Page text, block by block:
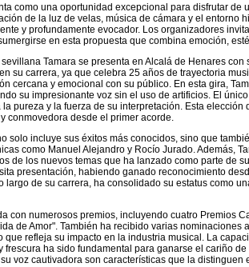
como una oportunidad excepcional para disfrutar de
de la luz de velas, música de cámara y el entorno
y profundamente evocador. Los organizadores
en esta propuesta que combina emoción,
Tamara se presenta en Alcalá de Henares
su carrera, ya que celebra 25 años de trayectoria
cercana y emocional con su público. En esta gira,
su impresionante voz sin el uso de artificios. El
pureza y la fuerza de su interpretación. Esta elección
conmovedora desde el primer acorde.
solo incluye sus éxitos más conocidos, sino que
como Manuel Alejandro y Rocío Jurado. Además,
de los nuevos temas que ha lanzado como parte de
presentación, habiendo ganado reconocimiento
largo de su carrera, ha consolidado su estatus como
con numerosos premios, incluyendo cuatro Premios
de Amor". También ha recibido varias nominaciones
que refleja su impacto en la industria musical. La
frescura ha sido fundamental para ganarse el cariño
voz cautivadora son características que la distinguen